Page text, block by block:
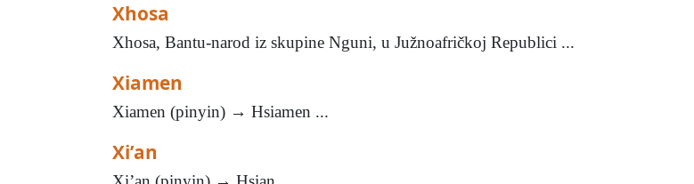
Xhosa
Xhosa, Bantu-narod iz skupine Nguni, u Južnoafričkoj Republici ...
Xiamen
Xiamen (pinyin) → Hsiamen ...
Xi’an